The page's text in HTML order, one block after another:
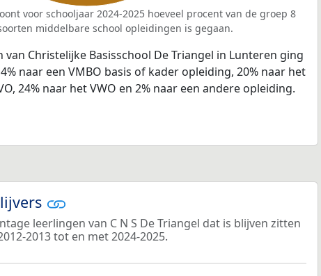
voor schooljaar 2024-2025 hoeveel procent van de groep 8
middelbare school opleidingen is gegaan.
Christelijke Basisschool De Triangel in Lunteren ging
naar een VMBO basis of kader opleiding, 20% naar het
24% naar het VWO en 2% naar een andere opleiding.
leerlingen van C N S De Triangel dat is blijven zitten
2013 tot en met 2024-2025.